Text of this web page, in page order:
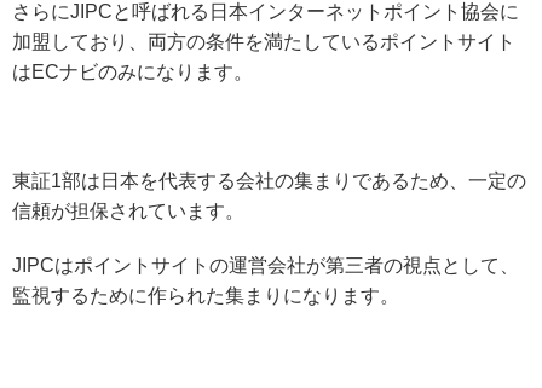
さらにJIPCと呼ばれる日本インターネットポイント協会に
加盟しており、両方の条件を満たしているポイントサイト
はECナビのみになります。
東証1部は日本を代表する会社の集まりであるため、一定の
信頼が担保されています。
JIPCはポイントサイトの運営会社が第三者の視点として、
監視するために作られた集まりになります。